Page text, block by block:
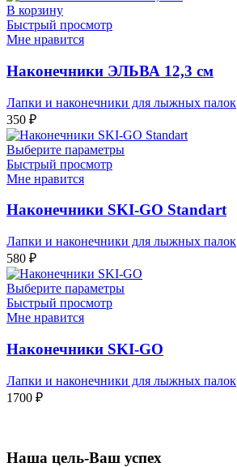
В корзину
Быстрый просмотр
Мне нравится
Наконечники ЭЛЬВА 12,3 см
Лапки и наконечники для лыжных палок
350 ₽
Выберите параметры
Быстрый просмотр
Мне нравится
Наконечники SKI-GO Standart
Лапки и наконечники для лыжных палок
580 ₽
Выберите параметры
Быстрый просмотр
Мне нравится
Наконечники SKI-GO
Лапки и наконечники для лыжных палок
1700 ₽
Наша цель-Ваш успех